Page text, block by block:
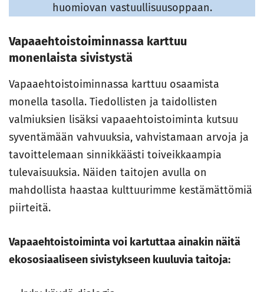
huomiovan vastuullisuusoppaan.
Vapaaehtoistoiminnassa karttuu
monenlaista sivistystä
Vapaaehtoistoiminnassa karttuu osaamista
monella tasolla. Tiedollisten ja taidollisten
valmiuksien lisäksi vapaaehtoistoiminta kutsuu
syventämään vahvuuksia, vahvistamaan arvoja ja
tavoittelemaan sinnikkäästi toiveikkaampia
tulevaisuuksia. Näiden taitojen avulla on
mahdollista haastaa kulttuurimme kestämättömiä
piirteitä.
Vapaaehtoistoiminta voi kartuttaa ainakin näitä
ekososiaaliseen sivistykseen kuuluvia taitoja: